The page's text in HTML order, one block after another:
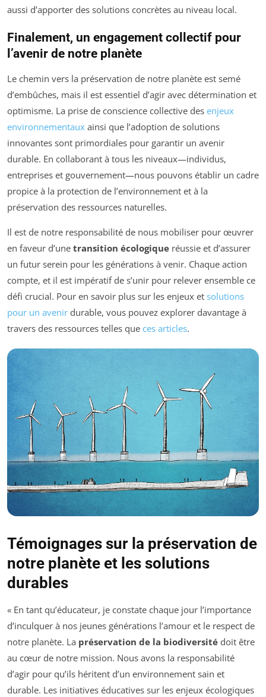
aussi d’apporter des solutions concrètes au niveau local.
Finalement, un engagement collectif pour
l’avenir de notre planète
Le chemin vers la préservation de notre planète est semé
d’embûches, mais il est essentiel d’agir avec détermination et
optimisme. La prise de conscience collective des enjeux
environnementaux ainsi que l’adoption de solutions
innovantes sont primordiales pour garantir un avenir
durable. En collaborant à tous les niveaux—individus,
entreprises et gouvernement—nous pouvons établir un cadre
propice à la protection de l’environnement et à la
préservation des ressources naturelles.
Il est de notre responsabilité de nous mobiliser pour œuvrer
en faveur d’une transition écologique réussie et d’assurer
un futur serein pour les générations à venir. Chaque action
compte, et il est impératif de s’unir pour relever ensemble ce
défi crucial. Pour en savoir plus sur les enjeux et solutions
pour un avenir durable, vous pouvez explorer davantage à
travers des ressources telles que ces articles.
Témoignages sur la préservation de
notre planète et les solutions
durables
« En tant qu’éducateur, je constate chaque jour l’importance
d’inculquer à nos jeunes générations l’amour et le respect de
notre planète. La préservation de la biodiversité doit être
au cœur de notre mission. Nous avons la responsabilité
d’agir pour qu’ils héritent d’un environnement sain et
durable. Les initiatives éducatives sur les enjeux écologiques